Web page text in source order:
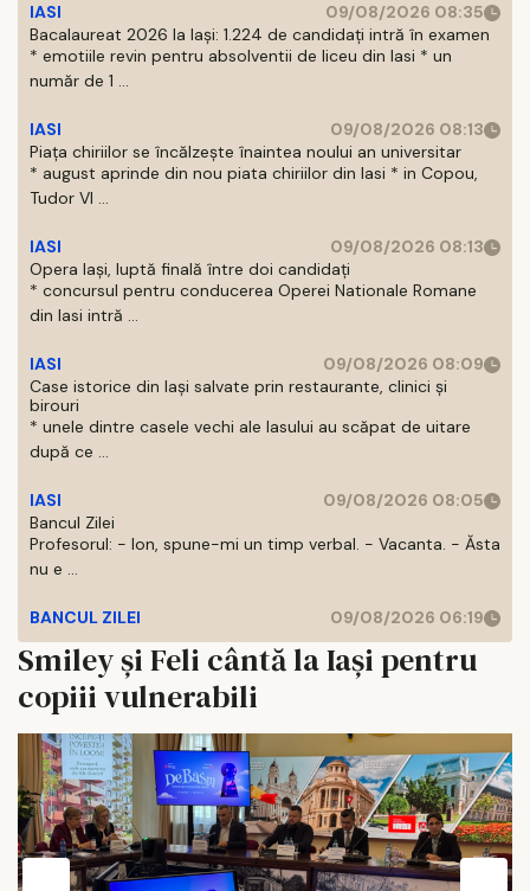
IASI
09/08/2026 08:35
Bacalaureat 2026 la Iași: 1.224 de candidați intră în examen
* emotiile revin pentru absolventii de liceu din Iasi * un
număr de 1 ...
IASI
09/08/2026 08:13
Piața chiriilor se încălzește înaintea noului an universitar
* august aprinde din nou piata chiriilor din Iasi * in Copou,
Tudor Vl ...
IASI
09/08/2026 08:13
Opera Iași, luptă finală între doi candidați
* concursul pentru conducerea Operei Nationale Romane
din Iasi intră ...
IASI
09/08/2026 08:09
Case istorice din Iași salvate prin restaurante, clinici și
birouri
* unele dintre casele vechi ale Iasului au scăpat de uitare
după ce ...
IASI
09/08/2026 08:05
Bancul Zilei
Profesorul: - Ion, spune-mi un timp verbal. - Vacanta. - Ăsta
nu e ...
BANCUL ZILEI 09/08/2026 06:19
Smiley și Feli cântă la Iași pentru
copiii vulnerabili